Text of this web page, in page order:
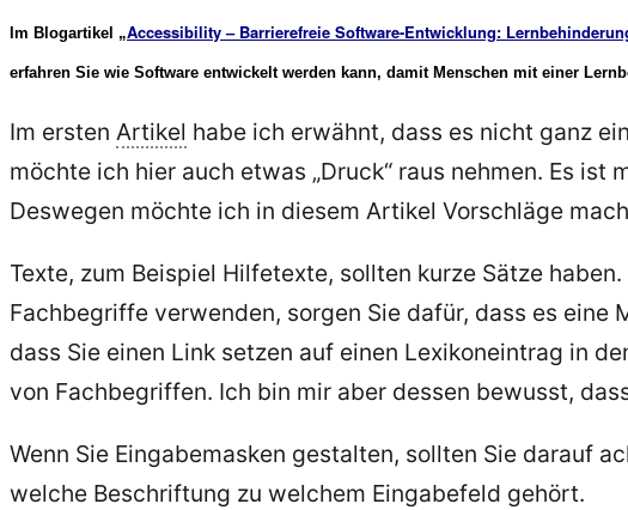
Im Blogartikel „Accessibility – Barrierefreie Software-Entwicklung:
erfahren Sie wie Software entwickelt werden kann, damit Menschen mit einer
Im ersten Artikel habe ich erwähnt, dass es nicht ganz
möchte ich hier auch etwas „Druck“ raus nehmen. Es
Deswegen möchte ich in diesem Artikel Vorschläge
Texte, zum Beispiel Hilfetexte, sollten kurze Sätze
Fachbegriffe verwenden, sorgen Sie dafür, dass es
dass Sie einen Link setzen auf einen Lexikoneintrag in
von Fachbegriffen. Ich bin mir aber dessen bewusst,
Wenn Sie Eingabemasken gestalten, sollten Sie darauf
welche Beschriftung zu welchem Eingabefeld gehört.